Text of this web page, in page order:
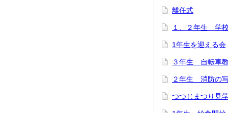
離任式
１、２年生 学
1年生を迎える会
３年生 自転車
２年生 消防の
つつじまつり見